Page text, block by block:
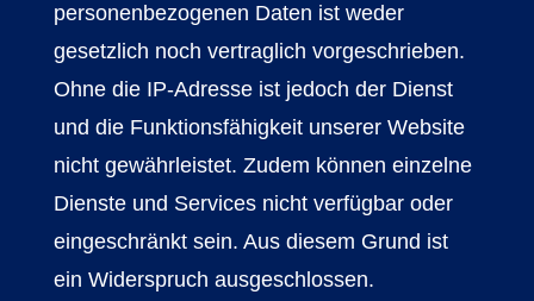
personenbezogenen Daten ist weder
gesetzlich noch vertraglich vorgeschrieben.
Ohne die IP-Adresse ist jedoch der Dienst
und die Funktionsfähigkeit unserer Website
nicht gewährleistet. Zudem können einzelne
Dienste und Services nicht verfügbar oder
eingeschränkt sein. Aus diesem Grund ist
ein Widerspruch ausgeschlossen.